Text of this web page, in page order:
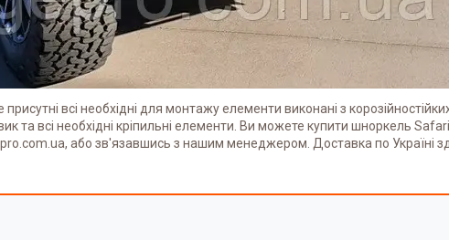
всі необхідні для монтажу елементи виконані з
та всі необхідні кріпильні елементи. Ви можете купити шноркель
або зв'язавшись з нашим менеджером. Доставка по Україні